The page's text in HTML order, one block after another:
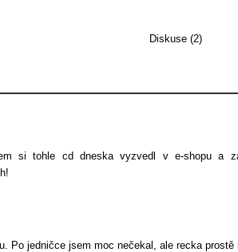
Diskuse (2)
si tohle cd dneska vyzvedl v e-shopu a
Po jedničce jsem moc nečekal, ale recka prostě